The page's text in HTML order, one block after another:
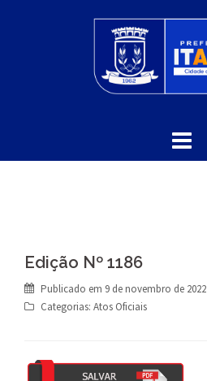
Edição Nº 1186
Publicado em 9 de novembro de 2022
Categorias: Atos Oficiais